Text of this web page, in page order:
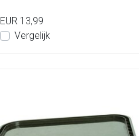
EUR 13,99
Vergelijk